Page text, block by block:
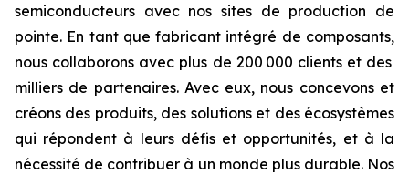
semiconducteurs avec nos sites de production de
pointe. En tant que fabricant intégré de composants,
nous collaborons avec plus de 200 000 clients et des
milliers de partenaires. Avec eux, nous concevons et
créons des produits, des solutions et des écosystèmes
qui répondent à leurs défis et opportunités, et à la
nécessité de contribuer à un monde plus durable. Nos